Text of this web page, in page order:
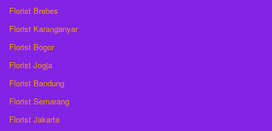
Florist Brebes
Florist Karanganyar
Florist Bogor
Florist Jogja
Florist Bandung
Florist Semarang
Florist Jakarta